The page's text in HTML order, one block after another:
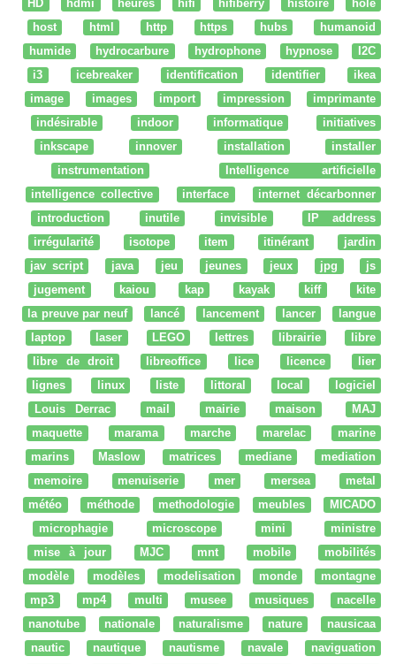
HD hdmi heures hifi hifiberry histoire
hole
host
html http https hubs
humanoid
humide
hydrocarbure hydrophone hypnose
I2C
i3
icebreaker identification identifier
ikea
image
images import impression
imprimante
indésirable
indoor informatique
initiatives
inkscape
innover installation
installer
instrumentation
Intelligence artificielle
intelligence collective
interface
internet décarbonner
introduction
inutile invisible
IP address
irrégularité
isotope item itinérant
jardin
jav script
java jeu jeunes jeux jpg
js
jugement
kaiou kap kayak kiff
kite
la preuve par neuf
lancé lancement lancer
langue
laptop
laser LEGO lettres librairie
libre
libre de droit
libreoffice lice licence
lier
lignes
linux liste littoral local
logiciel
Louis Derrac
mail mairie maison
MAJ
maquette
marama marche marelac
marine
marins
Maslow matrices mediane
mediation
memoire
menuiserie mer mersea
metal
météo
méthode methodologie meubles
MICADO
microphagie
microscope mini
ministre
mise à jour
MJC mnt mobile
mobilités
modèle
modèles modelisation monde
montagne
mp3
mp4 multi musee musiques
nacelle
nanotube
nationale naturalisme nature
nausicaa
nautic
nautique nautisme navale
naviguation